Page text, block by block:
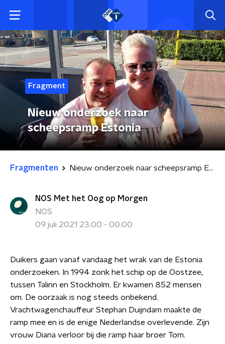
Fragment
Nieuw onderzoek naar
scheepsramp Estonia
Fragmenten Nieuw onderzoek naar scheepsramp Estonia
NOS Met het Oog op Morgen
NOS
09 juli 2021 23:00 - 00:00
Duikers gaan vanaf vandaag het wrak van de Estonia
onderzoeken. In 1994 zonk het schip op de Oostzee,
tussen Talinn en Stockholm. Er kwamen 852 mensen
om. De oorzaak is nog steeds onbekend.
Vrachtwagenchauffeur Stephan Duijndam maakte de
ramp mee en is de enige Nederlandse overlevende. Zijn
vrouw Diana verloor bij die ramp haar broer Tom.